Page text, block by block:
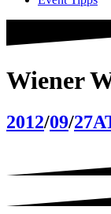
Wiener
2012/09/27